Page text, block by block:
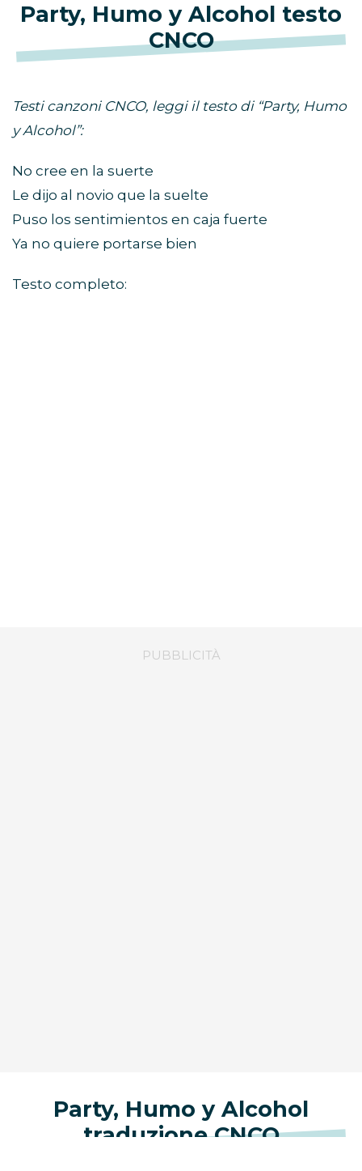
Party, Humo y Alcohol testo
CNCO
Testi canzoni CNCO, leggi il testo di “Party, Humo
y Alcohol”:
No cree en la suerte
Le dijo al novio que la suelte
Puso los sentimientos en caja fuerte
Ya no quiere portarse bien
Testo completo:
Party, Humo y Alcohol
traduzione CNCO